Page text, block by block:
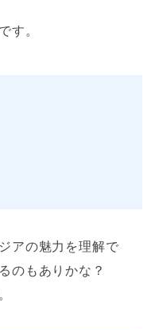
す。
アの魅力を理解で
のもありかな？